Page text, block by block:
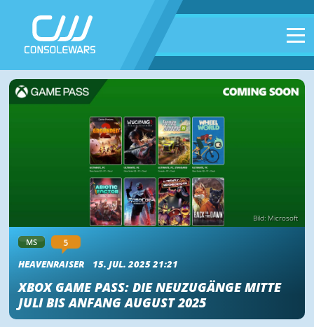
Bild: Microsoft
MS 5
HEAVENRAISER 15. JUL. 2025 21:21
XBOX GAME PASS: DIE NEUZUGÄNGE MITTE
JULI BIS ANFANG AUGUST 2025